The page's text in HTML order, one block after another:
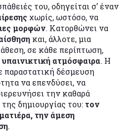
του, οδηγείται σ’ έναν
χωρίς, ωστόσο, να
μορφών. Κατορθώνει να
και, άλλοτε, μια
σε κάθε περίπτωση,
υπαινικτική ατμόσφαιρα. Η
δέσμευση
να επενδύσει, να
την καθαρά
δημιουργίας του: τον
την άμεση
.